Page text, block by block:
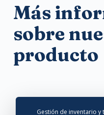
Más
sobre
producto
Gestión de inventario